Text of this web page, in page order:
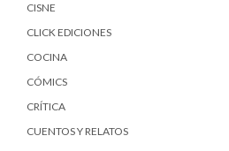
CISNE
CLICK EDICIONES
COCINA
CÓMICS
CRÍTICA
CUENTOS Y RELATOS